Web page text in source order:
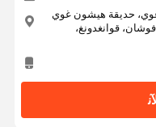
رقم 03، رقم 9 شارع غوي، حديقة هيشون غوي
قوانغدونغ،